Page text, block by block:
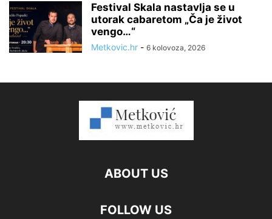
Festival Skala nastavlja se u
utorak cabaretom „Ča je život
vengo…“
Metkovic.hr - 6 kolovoza, 2026
ABOUT US
FOLLOW US